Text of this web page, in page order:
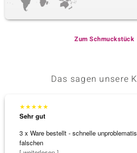
Zum Schmuckstück
Das sagen unsere
★★★★★
Sehr gut
3 x Ware bestellt - schnelle
falschen